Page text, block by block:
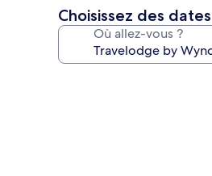
Choisissez des
Où allez-vous ?